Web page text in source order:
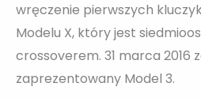
wręczenie pierwszych
Modelu X, który jest
crossoverem. 31 marca 2016
zaprezentowany Model 3.